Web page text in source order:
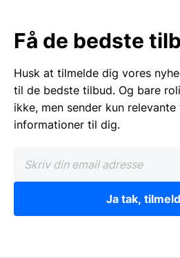
Få de bedste
Husk at tilmelde dig vores
til de bedste tilbud. Og bare
ikke, men sender kun
informationer til dig.
Ja tak,